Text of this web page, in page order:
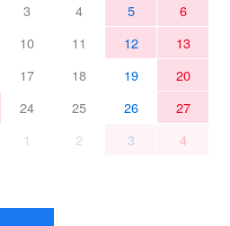
3 4 5
6
10 11 12
13
17 18 19
20
24 25 26
27
1 2 3 4